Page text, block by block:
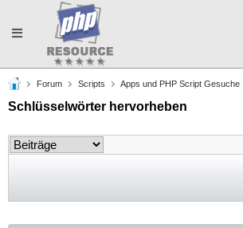
Toggle
navigation
Forum Scripts Apps und PHP Script Gesuche
Schlüsselwörter hervorheben